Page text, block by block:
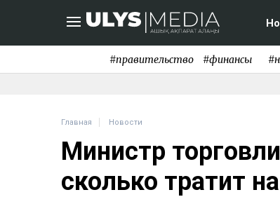
#правительство #финансы
Главная Новости
Министр
сколько тратит